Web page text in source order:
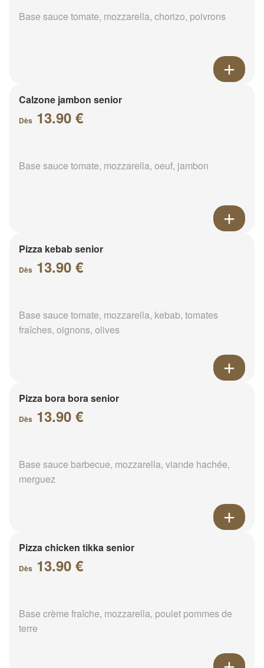
Base sauce tomate, mozzarella, chorizo, poivrons
Calzone jambon senior
Dès 13.90 €
Base sauce tomate, mozzarella, oeuf, jambon
Pizza kebab senior
Dès 13.90 €
Base sauce tomate, mozzarella, kebab, tomates
fraîches, oignons, olives
Pizza bora bora senior
Dès 13.90 €
Base sauce barbecue, mozzarella, viande hachée,
merguez
Pizza chicken tikka senior
Dès 13.90 €
Base crème fraîche, mozzarella, poulet pommes de
terre